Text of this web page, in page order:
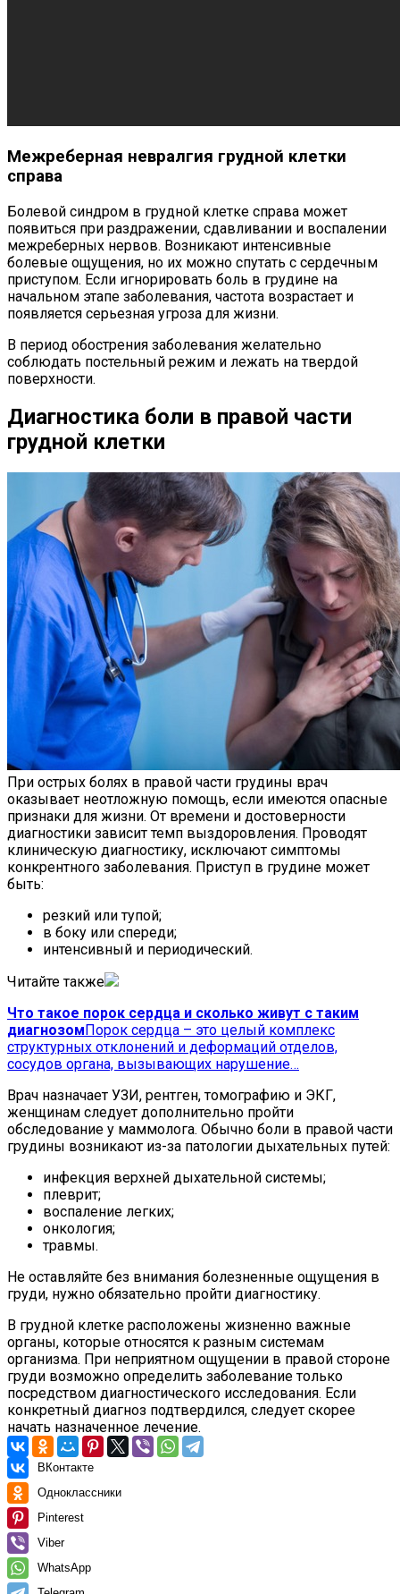
Межреберная невралгия грудной клетки
справа
Болевой синдром в грудной клетке справа может
появиться при раздражении, сдавливании и воспалении
межреберных нервов. Возникают интенсивные
болевые ощущения, но их можно спутать с сердечным
приступом. Если игнорировать боль в грудине на
начальном этапе заболевания, частота возрастает и
появляется серьезная угроза для жизни.
В период обострения заболевания желательно
соблюдать постельный режим и лежать на твердой
поверхности.
Диагностика боли в правой части
грудной клетки
При острых болях в правой части грудины врач
оказывает неотложную помощь, если имеются опасные
признаки для жизни. От времени и достоверности
диагностики зависит темп выздоровления. Проводят
клиническую диагностику, исключают симптомы
конкрентного заболевания. Приступ в грудине может
быть:
резкий или тупой;
в боку или спереди;
интенсивный и периодический.
Читайте также
Что такое порок сердца и сколько живут с таким
диагнозом Порок сердца – это целый комплекс
структурных отклонений и деформаций отделов,
сосудов органа, вызывающих нарушение…
Врач назначает УЗИ, рентген, томографию и ЭКГ,
женщинам следует дополнительно пройти
обследование у маммолога. Обычно боли в правой части
грудины возникают из-за патологии дыхательных путей:
инфекция верхней дыхательной системы;
плеврит;
воспаление легких;
онкология;
травмы.
Не оставляйте без внимания болезненные ощущения в
груди, нужно обязательно пройти диагностику.
В грудной клетке расположены жизненно важные
органы, которые относятся к разным системам
организма. При неприятном ощущении в правой стороне
груди возможно определить заболевание только
посредством диагностического исследования. Если
конкретный диагноз подтвердился, следует скорее
начать назначенное лечение.
ВКонтакте
Одноклассники
Pinterest
Viber
WhatsApp